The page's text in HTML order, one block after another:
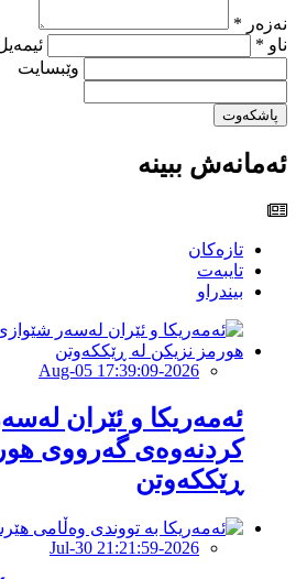
نەزەر *
ناو *
وێبسایت
پاشکەوت
ئەمانەش ببینە
تازەکان
تایبەت
بیندراو
2026-Aug-05 17:39:09
ئەمەریكا و ئێران
كردنەوەی گەرووی
ڕێككەوتن
2026-Jul-30 21:21:59